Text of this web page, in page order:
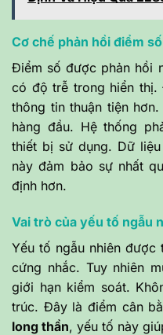
Cơ chế phản hồi điểm số
Điểm số được phản hồi
có độ trễ trong hiển thị.
thông tin thuận tiện
hàng đầu. Hệ thống
thiết bị sử dụng. Dữ
này đảm bảo sự nhất
định hơn.
Vai trò của yếu tố ngẫu
Yếu tố ngẫu nhiên được
cứng nhắc. Tuy nhiên
giới hạn kiểm soát.
trúc. Đây là điểm cân
long thần, yếu tố này